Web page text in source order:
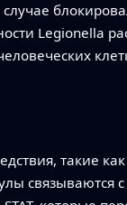
Legionella
такие
связываются